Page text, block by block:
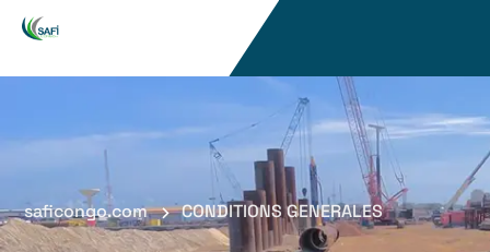
saficongo.com CONDITIONS GENERALES